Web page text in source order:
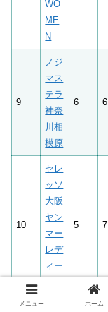
WO
ME
N
9
ノジ
マス
テラ
神奈
川相
模原
6 6
10
セレ
ッソ
大阪
ヤン
マー
レデ
ィー
5 7
メニュー ホーム